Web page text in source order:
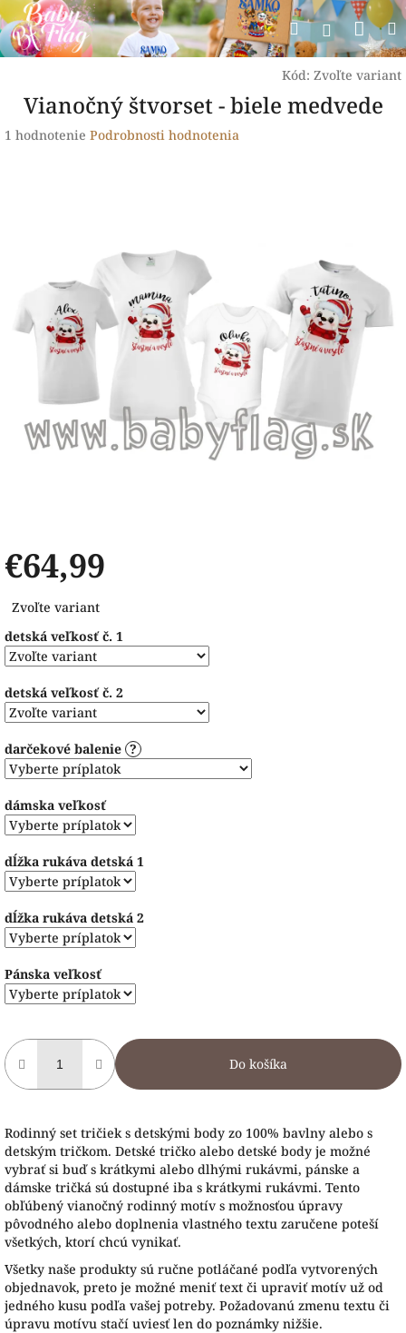
Prejsť
na
obsah
Hľadať
Kód: Zvoľte variant
Vianočný štvorset - biele medvede
Priemerné
1 hodnotenie Podrobnosti hodnotenia
€64,99
cena:
Zvoľte variant
detská veľkosť č. 1
detská veľkosť č. 2
darčekové balenie ?
dámska veľkosť
dĺžka rukáva detská 1
dĺžka rukáva detská 2
Pánska veľkosť
Do košíka
Rodinný set tričiek s detskými body zo 100% bavlny alebo s
detským tričkom. Detské tričko alebo detské body je možné
vybrať si buď s krátkymi alebo dlhými rukávmi, pánske a
dámske tričká sú dostupné iba s krátkymi rukávmi. Tento
obľúbený vianočný rodinný motív s možnosťou úpravy
pôvodného alebo doplnenia vlastného textu zaručene poteší
všetkých, ktorí chcú vynikať.
Všetky naše produkty sú ručne potláčané podľa vytvorených
objednavok, preto je možné meniť text či upraviť motív už od
jedného kusu podľa vašej potreby. Požadovanú zmenu textu či
úpravu motívu stačí uviesť len do poznámky nižšie.